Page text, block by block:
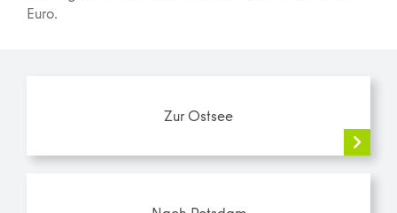
Euro.
Zur Ostsee